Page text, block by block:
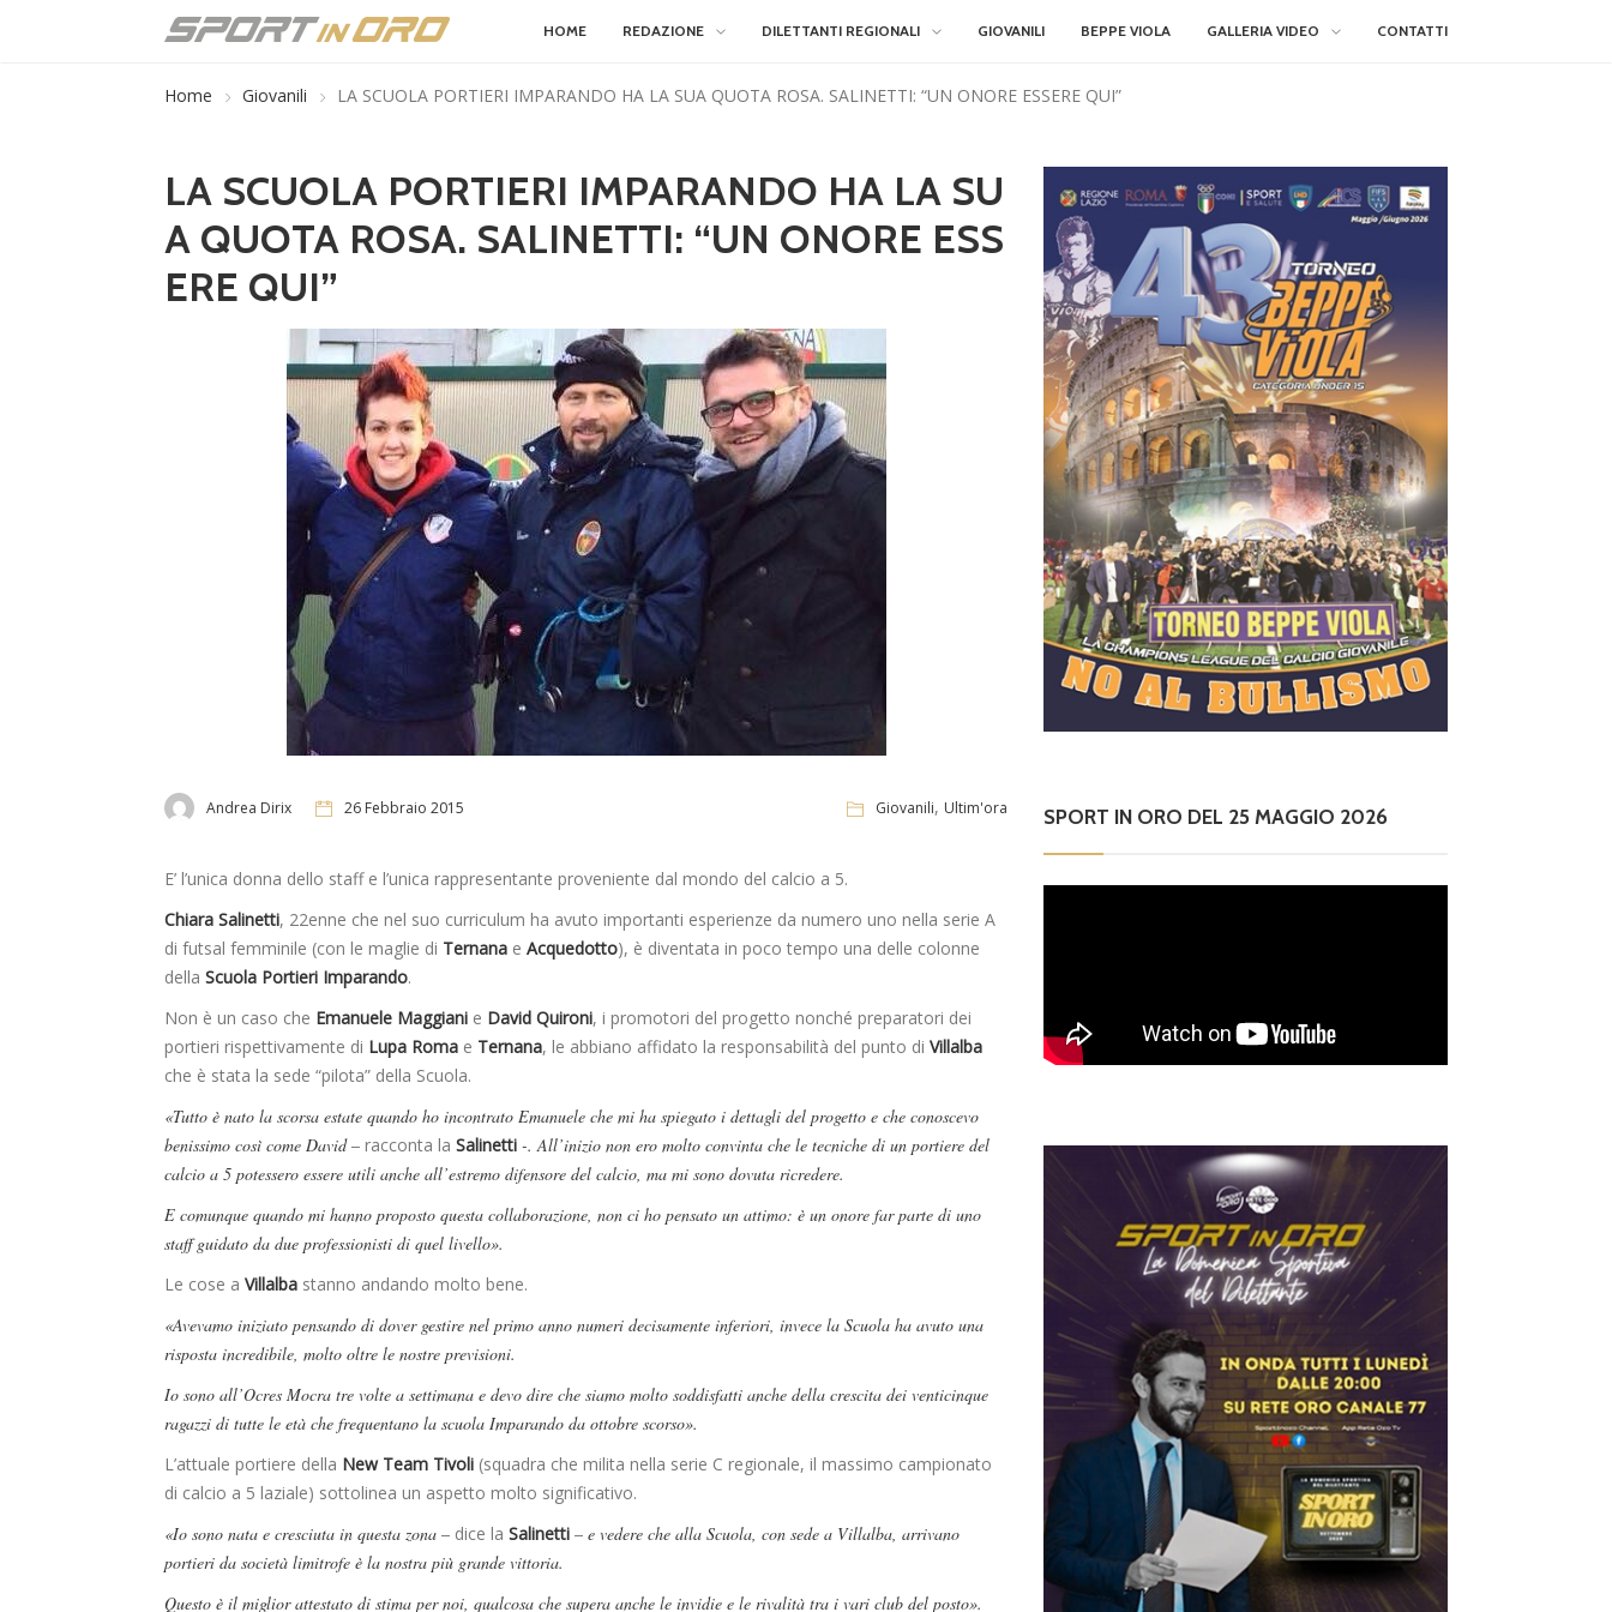
HOME REDAZIONE DILETTANTI REGIONALI GIOVANILI BEPPE VIOLA GALLERIA VIDEO CONTATTI
Home Giovanili LA SCUOLA PORTIERI IMPARANDO HA LA SUA QUOTA ROSA. SALINETTI: “UN ONORE ESSERE QUI”
LA SCUOLA PORTIERI IMPARANDO HA LA SU
A QUOTA ROSA. SALINETTI: “UN ONORE ESS
ERE QUI”
Andrea Dirix 26 Febbraio 2015 Giovanili, Ultim'ora
E’ l’unica donna dello staff e l’unica rappresentante proveniente dal mondo del calcio a 5.
Chiara Salinetti, 22enne che nel suo curriculum ha avuto importanti esperienze da numero uno nella serie A
di futsal femminile (con le maglie di Ternana e Acquedotto), è diventata in poco tempo una delle colonne
della Scuola Portieri Imparando.
Non è un caso che Emanuele Maggiani e David Quironi, i promotori del progetto nonché preparatori dei
portieri rispettivamente di Lupa Roma e Ternana, le abbiano affidato la responsabilità del punto di Villalba
che è stata la sede “pilota” della Scuola.
«Tutto è nato la scorsa estate quando ho incontrato Emanuele che mi ha spiegato i dettagli del progetto e che conoscevo
benissimo così come David – racconta la Salinetti -. All’inizio non ero molto convinta che le tecniche di un portiere del
calcio a 5 potessero essere utili anche all’estremo difensore del calcio, ma mi sono dovuta ricredere.
E comunque quando mi hanno proposto questa collaborazione, non ci ho pensato un attimo: è un onore far parte di uno
staff guidato da due professionisti di quel livello».
Le cose a Villalba stanno andando molto bene.
«Avevamo iniziato pensando di dover gestire nel primo anno numeri decisamente inferiori, invece la Scuola ha avuto una
risposta incredibile, molto oltre le nostre previsioni.
Io sono all’Ocres Mocra tre volte a settimana e devo dire che siamo molto soddisfatti anche della crescita dei venticinque
ragazzi di tutte le età che frequentano la scuola Imparando da ottobre scorso».
L’attuale portiere della New Team Tivoli (squadra che milita nella serie C regionale, il massimo campionato
di calcio a 5 laziale) sottolinea un aspetto molto significativo.
«Io sono nata e cresciuta in questa zona – dice la Salinetti – e vedere che alla Scuola, con sede a Villalba, arrivano
portieri da società limitrofe è la nostra più grande vittoria.
Questo è il miglior attestato di stima per noi, qualcosa che supera anche le invidie e le rivalità tra i vari club del posto».
SPORT IN ORO DEL 25 MAGGIO 2026